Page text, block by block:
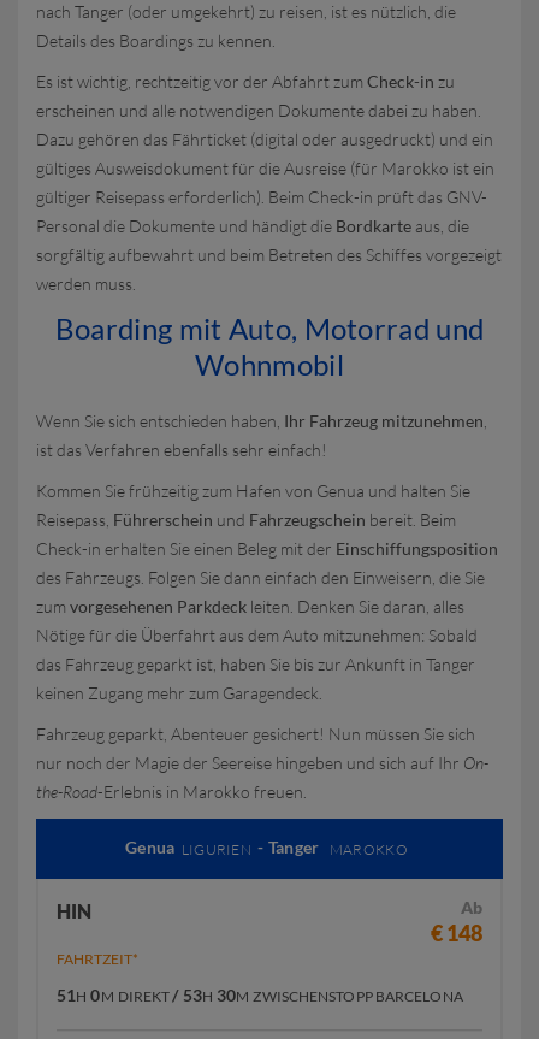
nach Tanger (oder umgekehrt) zu reisen, ist es nützlich, die
Details des Boardings zu kennen.
Es ist wichtig, rechtzeitig vor der Abfahrt zum Check-in zu
erscheinen und alle notwendigen Dokumente dabei zu haben.
Dazu gehören das Fährticket (digital oder ausgedruckt) und ein
gültiges Ausweisdokument für die Ausreise (für Marokko ist ein
gültiger Reisepass erforderlich). Beim Check-in prüft das GNV-
Personal die Dokumente und händigt die Bordkarte aus, die
sorgfältig aufbewahrt und beim Betreten des Schiffes vorgezeigt
werden muss.
Boarding mit Auto, Motorrad und
Wohnmobil
Wenn Sie sich entschieden haben, Ihr Fahrzeug mitzunehmen
ist das Verfahren ebenfalls sehr einfach!
Kommen Sie frühzeitig zum Hafen von Genua und halten Sie
Reisepass, Führerschein und Fahrzeugschein bereit. Beim
Check-in erhalten Sie einen Beleg mit der Einschiffungsposition
des Fahrzeugs. Folgen Sie dann einfach den Einweisern, die Sie
zum vorgesehenen Parkdeck leiten. Denken Sie daran, alles
Nötige für die Überfahrt aus dem Auto mitzunehmen: Sobald
das Fahrzeug geparkt ist, haben Sie bis zur Ankunft in Tanger
keinen Zugang mehr zum Garagendeck.
Fahrzeug geparkt, Abenteuer gesichert! Nun müssen Sie sich
nur noch der Magie der Seereise hingeben und sich auf Ihr On-
the-Road-Erlebnis in Marokko freuen.
Genua LIGURIEN - Tanger MAROKKO
HIN Ab
€ 148
FAHRTZEIT*
51 H 0M DIREKT/ 53H 30M ZWISCHENSTOPP BARCELONA